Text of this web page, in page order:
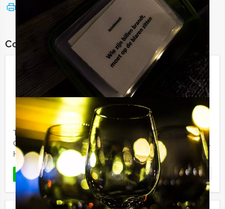
Bekijk printbare versie
Combineer dit uitje met:
Ik Hou Van Holland Lunch Utrecht
€ 54,50 p.p. excl. BTW
Vanaf 12 personen ‐ 3 uur en 30 minuten
Tijdens de 'Ik hou van Holland Lunch' van Holland Tour
Guides in Utrecht gaan we het beroemde tv-spel spelen.
Heeft u alle kennis paraat? Wij zullen namelijk jullie ...
LEES MEER Favoriet